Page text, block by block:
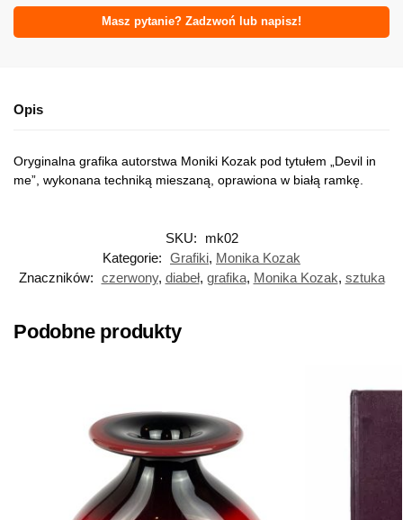
Masz pytanie? Zadzwoń lub napisz!
Opis
Oryginalna grafika autorstwa Moniki Kozak pod tytułem „Devil in
me”, wykonana techniką mieszaną, oprawiona w białą ramkę.
SKU:
mk02
Kategorie: Grafiki, Monika Kozak
Znaczników: czerwony, diabeł, grafika, Monika Kozak, sztuka
Podobne produkty